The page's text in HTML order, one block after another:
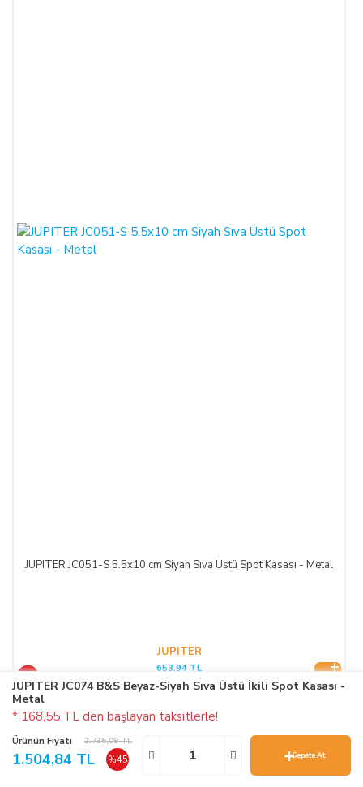
JUPITER JC074 B&S Beyaz-Siyah Sıva Üstü İkili Spot Kasası -
Metal
* 168,55 TL den başlayan taksitlerle!
Ürünün Fiyatı 2.736,08 TL
1.504,84 TL %45 Sepete At
JUPITER JC051-S 5.5x10 cm Siyah Sıva Üstü Spot Kasası - Metal
JUPITER
%45
653,94 TL
1.188,98 TL